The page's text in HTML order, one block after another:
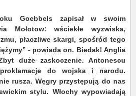
Goebbels zapisał w swoim
Mołotow: wściekłe wyzwiska,
płaczliwe skargi, spośród tego
- powiada on. Biedak! Anglia
duże zaskoczenie. Antonescu
do wojska i narodu.
rusza. Węgry przystępują do nas
stylu. Włochy wypowiadają